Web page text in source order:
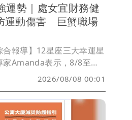
運勢｜處女宜財務健
動傷害 巨蟹職場
合報導】12星座三大幸運星
家Amanda表示，8/8至
座第一名，對於非必要支出
力，適合進行財務檢視。
，需注意腿部肌肉拉傷或關
座第三名，職場表現漸入佳
2026/08/08 00:01